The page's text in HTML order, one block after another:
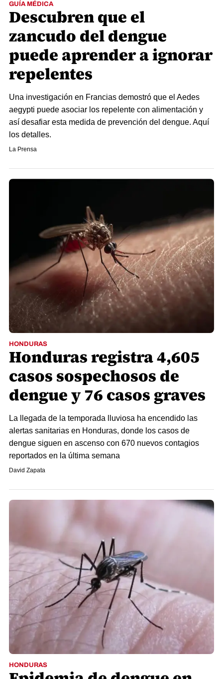
GUÍA MÉDICA
Descubren que el
zancudo del dengue
puede aprender a ignorar
repelentes
Una investigación en Francias demostró que el Aedes
aegypti puede asociar los repelente con alimentación y
así desafiar esta medida de prevención del dengue. Aquí
los detalles.
La Prensa
HONDURAS
Honduras registra 4,605
casos sospechosos de
dengue y 76 casos graves
La llegada de la temporada lluviosa ha encendido las
alertas sanitarias en Honduras, donde los casos de
dengue siguen en ascenso con 670 nuevos contagios
reportados en la última semana
David Zapata
HONDURAS